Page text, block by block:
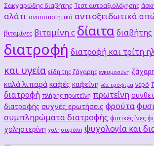
Σακχαρώδης διαβήτης Τεστ αυτοαξιολόγησης
αλάτι ανοσοποιητικό αντιοξειδωτικά
βιταμίνες βιταμίνη c δίαιτα διαβήτης
διατροφή διατροφή και τρίτη
και υγεία είδη της ζάχαρης εγκυμοσύνη
καλά λιπαρά καφές καφεΐνη νέα τρόφιμα νερό
διατροφή πλήρης πρωτεΐνη πρωτεΐνη
διατροφής συχνές ερωτήσεις φρούτα
συμπληρώματα διατροφής φυτικές ίνες
χοληστερίνη χοληστερόλη ψυχολογία και